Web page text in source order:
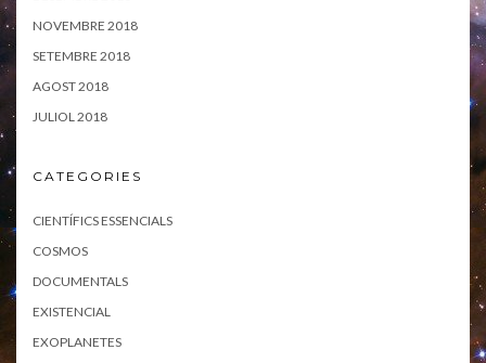
NOVEMBRE 2018
SETEMBRE 2018
AGOST 2018
JULIOL 2018
CATEGORIES
CIENTÍFICS ESSENCIALS
COSMOS
DOCUMENTALS
EXISTENCIAL
EXOPLANETES